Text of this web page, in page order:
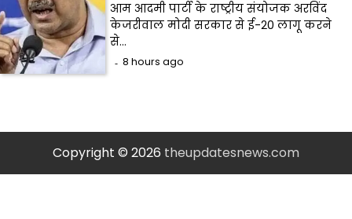
आम आदमी पार्टी के राष्ट्रीय संयोजक अरविंद
केजरीवाल मोदी सरकार से ई-20 लागू करने
से…
8 hours ago
Copyright © 2026 theupdatesnews.com